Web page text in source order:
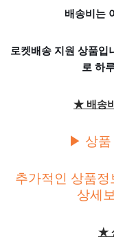
배송비는
로켓배송 지원 상품입
로 하
★ 배송
▶ 상품
추가적인 상품
상세
★